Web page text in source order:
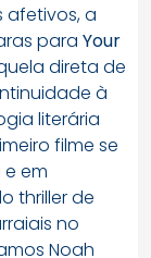
afetivos, a
para Your
direta de
à
literária
filme se
em
thriller de
no
Noah